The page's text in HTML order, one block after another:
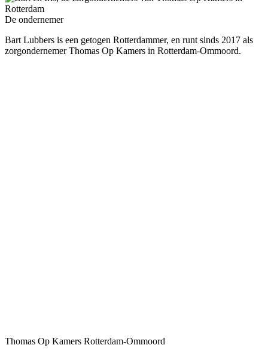
De ondernemer
Bart Lubbers is een getogen Rotterdammer, en runt sinds 2017 als
zorgondernemer Thomas Op Kamers in Rotterdam-Ommoord.
Thomas Op Kamers Rotterdam-Ommoord